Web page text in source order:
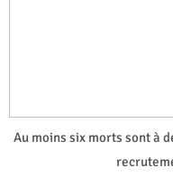
Au moins six morts sont à